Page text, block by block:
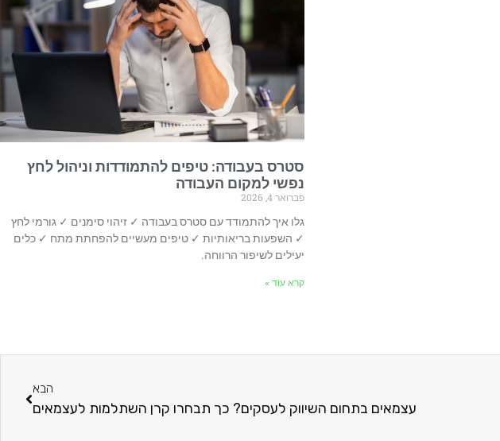
סטרס בעבודה: טיפים להתמודדות וניהול לחץ
נפשי למקום העבודה
פברואר 4, 2026
גלו איך להתמודד עם סטרס בעבודה ✓ זיהוי סימנים ✓ גורמי לחץ
✓ השפעות בריאותיות ✓ טיפים מעשיים להפחתת מתח ✓ כלים
יעילים לשיפור הרווחה.
קרא עוד »
הבא
עצמאים בתחום השיווק לעסקים? כך תבחרו קרן השתלמות לעצמאים